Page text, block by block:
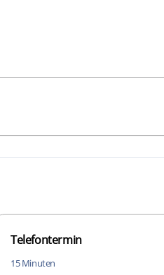
Telefontermin
15 Minuten